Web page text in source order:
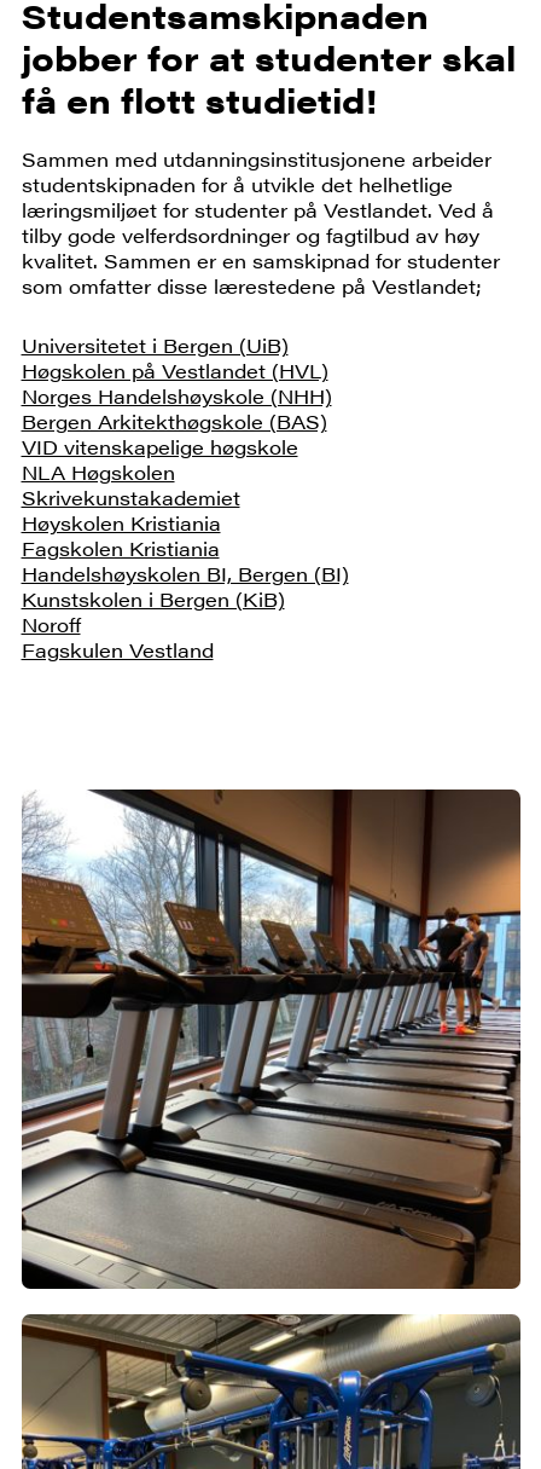
Studentsamskipnaden
jobber for at studenter skal
få en flott studietid!
Sammen med utdanningsinstitusjonene arbeider
studentskipnaden for å utvikle det helhetlige
læringsmiljøet for studenter på Vestlandet. Ved å
tilby gode velferdsordninger og fagtilbud av høy
kvalitet. Sammen er en samskipnad for studenter
som omfatter disse lærestedene på Vestlandet;
Universitetet i Bergen (UiB)
Høgskolen på Vestlandet (HVL)
Norges Handelshøyskole (NHH)
Bergen Arkitekthøgskole (BAS)
VID vitenskapelige høgskole
NLA Høgskolen
Skrivekunstakademiet
Høyskolen Kristiania
Fagskolen Kristiania
Handelshøyskolen BI, Bergen (BI)
Kunstskolen i Bergen (KiB)
Noroff
Fagskulen Vestland